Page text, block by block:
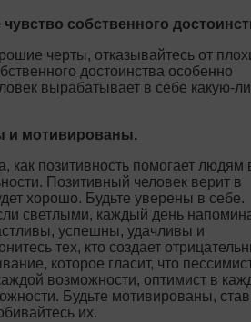
собственного
черты, отказывайтесь от
достоинства особенно
вырабатывает в себе какую-
и мотивированы.
как позитивность помогает людям
Позитивный человек верит в
хорошо. Будьте уверены в себе.
светлыми, каждый день
успешны, удачливы и
тех, кто создает
которое гласит, что
возможности, оптимист в
Будьте мотивированы,
их.